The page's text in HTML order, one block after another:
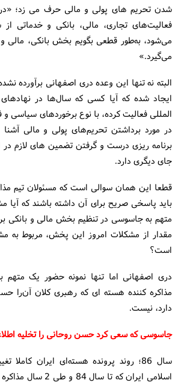
شدن تحریم های پولی و مالی حرف می زد؛ «در
فعالیت‌های تجاری، مالی، بانکی و خدماتی
می‌شود، به‌طور قطعی بگویم بخش بانکی، مالی و
می‌گیرد.»
البته نه تنها این وعده دری اصفهانی برآورده
ایجاد شده که آیا کسی که سال‌ها در
المللی فعالیت کرده، با نوع برخورد‌های سیاسی
در مورد برداشتن تحریم‌های پولی و مالی
برنامه ریزی درست و گرفتن تضمین های لازم در
جای دیگری دارد.
قطعا این همان سوالی است که مسئولان تیم
باید پاسخی صریح برای آن داشته باشند که آیا
متهم به جاسوسی در تنظیم بخش مالی و بانکی
مقدار از مشکلات امروز این پخش، مربوط به
است؟
دری اصفهانی اما تنها نمونه حضور یک
مذاکره کننده هسته ای که رهبری کلان آن‌را
دارد، نیست.
جاسوسی که سعی کرد حسن روحانی را تخلیه
سال 86؛ روند پرونده هسته‌ای ایران
اسلامی ایران که تا